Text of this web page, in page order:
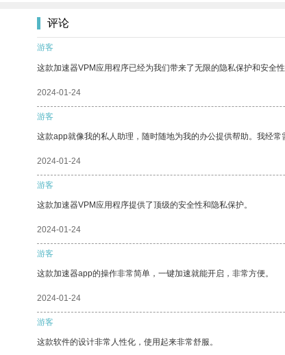
评论
游客
这款加速器VPM应用程序已经为我们带来了无限的隐私保护和安全性
2024-01-24
游客
这款app就像我的私人助理，随时随地为我的办公提供帮助。我经
2024-01-24
游客
这款加速器VPM应用程序提供了顶级的安全性和隐私保护。
2024-01-24
游客
这款加速器app的操作非常简单，一键加速就能开启，非常方便。
2024-01-24
游客
这款软件的设计非常人性化，使用起来非常舒服。